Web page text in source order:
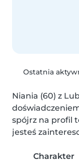
Ostatnia
Niania (60) z
spójrz na profil
jesteś
Charakter